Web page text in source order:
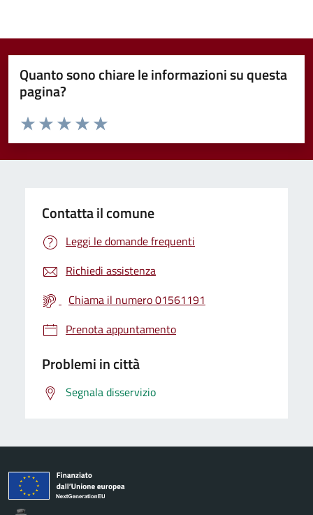
Quanto sono chiare le informazioni su questa
pagina?
Valuta da 1 a 5 stelle la pagina
Valuta 5 stelle su 5
Valuta 4 stelle su 5
Valuta 3 stelle su 5
Valuta 2 stelle su 5
Valuta 1 stelle su 5
Contatta il comune
Leggi le domande frequenti
Richiedi assistenza
Chiama il numero 01561191
Prenota appuntamento
Problemi in città
Segnala disservizio